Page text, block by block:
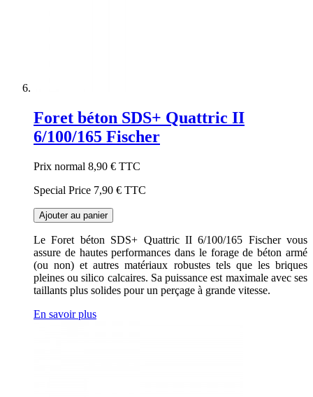
Foret béton SDS+ Quattric II
6/100/165 Fischer
Prix normal 8,90 € TTC
Special Price 7,90 € TTC
Ajouter au panier
Le Foret béton SDS+ Quattric II 6/100/165 Fischer vous
assure de hautes performances dans le forage de béton armé
(ou non) et autres matériaux robustes tels que les briques
pleines ou silico calcaires. Sa puissance est maximale avec ses
taillants plus solides pour un perçage à grande vitesse.
En savoir plus